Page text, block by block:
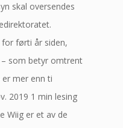
skal oversendes
førti år siden,
som betyr omtrent
mer enn ti
2019 1 min lesing
Wiig er et av de